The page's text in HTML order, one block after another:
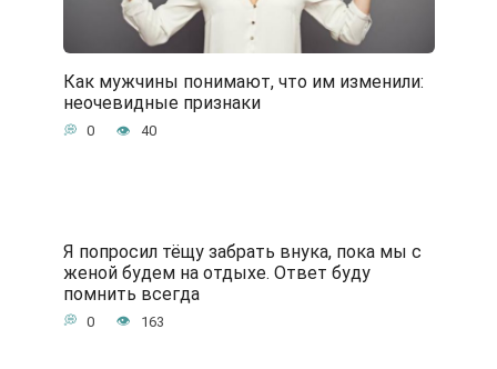
Как мужчины понимают, что им изменили:
неочевидные признаки
0 40
Я попросил тёщу забрать внука, пока мы с
женой будем на отдыхе. Ответ буду
помнить всегда
0 163